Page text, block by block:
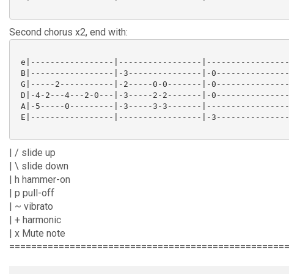
Second chorus x2, end with:
e|-----------------|-----------------
B|-----------------|-3---------------|-
G|-----2-----------|-2-----0-0-------|-
D|-4-2---4---2-0---|-3-----2-2-------|-
A|-5-----0---------|-3-----3-3-------
E|-----------------|-----------------|-
| / slide up
| \ slide down
| h hammer-on
| p pull-off
| ~ vibrato
| + harmonic
| x Mute note